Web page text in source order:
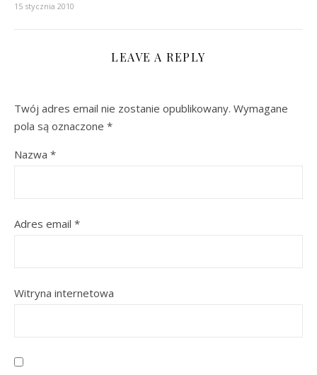
15 stycznia 2010
LEAVE A REPLY
Twój adres email nie zostanie opublikowany. Wymagane
pola są oznaczone *
Nazwa *
Adres email *
Witryna internetowa